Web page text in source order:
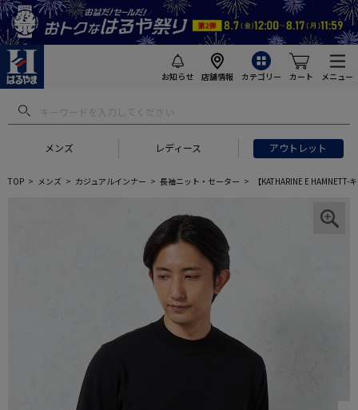
お知らせ 店舗情報 カテゴリー カート メニュー
メンズ レディース アウトレット
TOP メンズ カジュアルインナー 長袖ニット・セーター 【KATHARINE E